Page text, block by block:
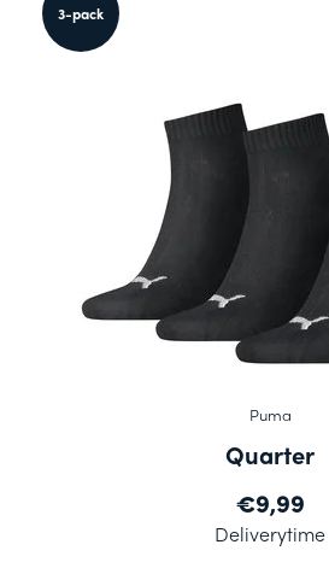
3-pack
Puma
Quarter
€9,99
Deliverytime